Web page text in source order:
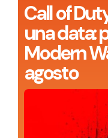
Call of
una data:
Modern
agosto